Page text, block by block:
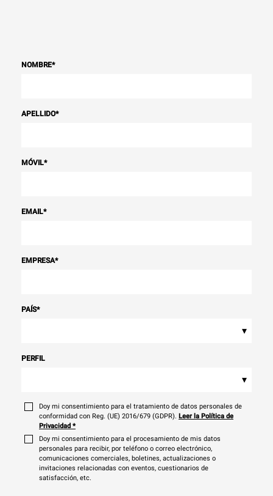
NOMBRE*
APELLIDO*
MÓVIL*
EMAIL*
EMPRESA*
PAÍS*
▾
PERFIL
▾
Doy mi consentimiento para el tratamiento de datos personales de
conformidad con Reg. (UE) 2016/679 (GDPR). Leer la Política de
Privacidad *
Doy mi consentimiento para el procesamiento de mis datos
personales para recibir, por teléfono o correo electrónico,
comunicaciones comerciales, boletines, actualizaciones o
invitaciones relacionadas con eventos, cuestionarios de
satisfacción, etc.